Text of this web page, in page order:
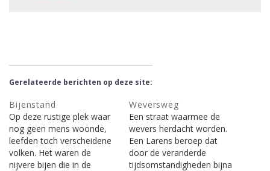
Gerelateerde berichten op deze site:
Bijenstand
Op deze rustige plek waar
nog geen mens woonde,
leefden toch verscheidene
volken. Het waren de
nijvere bijen die in de
Weversweg
Een straat waarmee de
wevers herdacht worden.
Een Larens beroep dat
door de veranderde
tijdsomstandigheden bijna